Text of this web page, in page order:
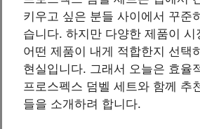
키우고 싶은 분들 사이에서 꾸준
습니다. 하지만 다양한 제품이 시
어떤 제품이 내게 적합한지 선택
현실입니다. 그래서 오늘은 효율
프로스펙스 덤벨 세트와 함께 추
들을 소개하려 합니다.